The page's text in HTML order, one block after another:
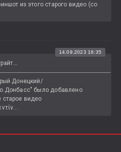
из этого старого видео (со
14.09.2023 16:35
Донецкий/
было добавлено
старое видео